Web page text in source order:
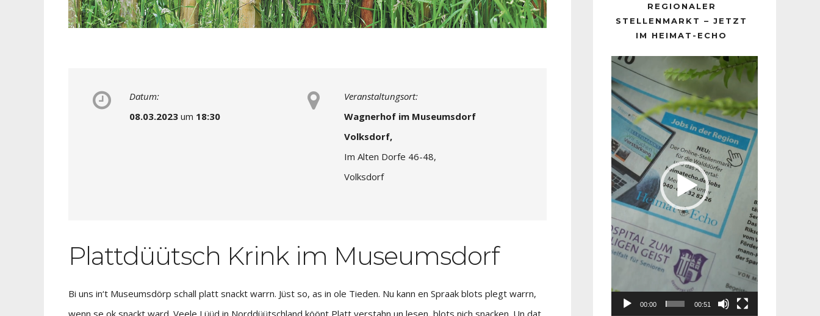
Datum:
08.03.2023 um 18:30
Veranstaltungsort:
Wagnerhof im Museumsdorf
Volksdorf,
Im Alten Dorfe 46-48,
Volksdorf
Plattdüütsch Krink im Museumsdorf
Bi uns in‘t Museumsdörp schall platt snackt warrn. Jüst so, as in ole Tieden. Nu kann en Spraak blots plegt warrn,
REGIONALER
STELLENMARKT – JETZT
IM HEIMAT-ECHO
Player
00:00 00:51